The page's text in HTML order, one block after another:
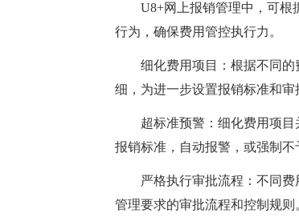
U8+网上报销管理中，可根据
行为，确保费用管控执行力。
细化费用项目：根据不同的
细，为进一步设置报销标准和
超标准预警：细化费用项目
报销标准，自动报警，或强制不
严格执行审批流程：不同费
管理要求的审批流程和控制规